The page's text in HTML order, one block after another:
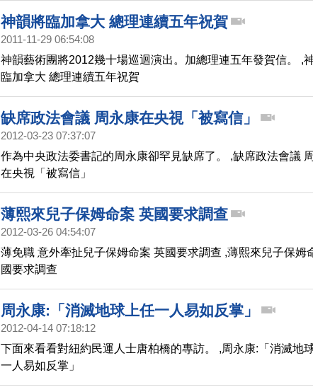
神韻將臨加拿大 總理連續五年祝賀
2011-11-29 06:54:08
神韻藝術團將2012幾十場巡迴演出。加總理連五年發賀信。 ,
臨加拿大 總理連續五年祝賀
缺席政法會議 周永康在央視「被寫信」
2012-03-23 07:37:07
作為中央政法委書記的周永康卻罕見缺席了。 ,缺席政法會議
在央視「被寫信」
薄熙來兒子保姆命案 英國要求調查
2012-03-26 04:54:07
薄免職 意外牽扯兒子保姆命案 英國要求調查 ,薄熙來兒子保姆
國要求調查
周永康:「消滅地球上任一人易如反掌」
2012-04-14 07:18:12
下面來看看對紐約民運人士唐柏橋的專訪。 ,周永康:「消滅地
一人易如反掌」